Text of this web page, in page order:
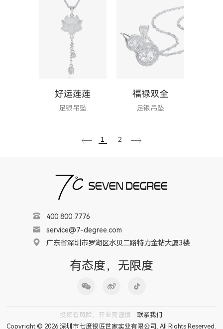
好运莲莲
足银吊坠
福禄双全
足银吊坠
1 2
400 800 7776
service@7-degree.com
广东省深圳市罗湖区水贝二路特力金钻大厦3楼
有态度，无限度
投资有风险，开业需谨慎
联系我们
Copyright © 2026 深圳市七度银匠世家实业有限公司. All Rights Reserved.